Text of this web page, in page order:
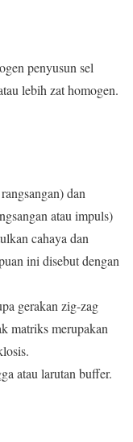
penyusun sel
lebih zat homogen.
dan
atau impuls)
cahaya dan
ini disebut dengan
gerakan zig-zag
matriks merupakan
atau larutan buffer.